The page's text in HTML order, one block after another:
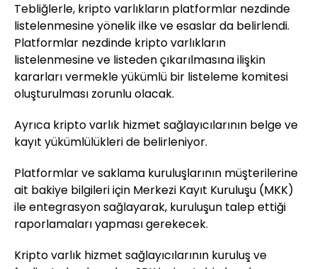
Tebliğlerle, kripto varlıkların platformlar nezdinde
listelenmesine yönelik ilke ve esaslar da belirlendi.
Platformlar nezdinde kripto varlıkların
listelenmesine ve listeden çıkarılmasına ilişkin
kararları vermekle yükümlü bir listeleme komitesi
oluşturulması zorunlu olacak.
Ayrıca kripto varlık hizmet sağlayıcılarının belge ve
kayıt yükümlülükleri de belirleniyor.
Platformlar ve saklama kuruluşlarının müşterilerine
ait bakiye bilgileri için Merkezi Kayıt Kuruluşu (MKK)
ile entegrasyon sağlayarak, kuruluşun talep ettiği
raporlamaları yapması gerekecek.
Kripto varlık hizmet sağlayıcılarının kuruluş ve